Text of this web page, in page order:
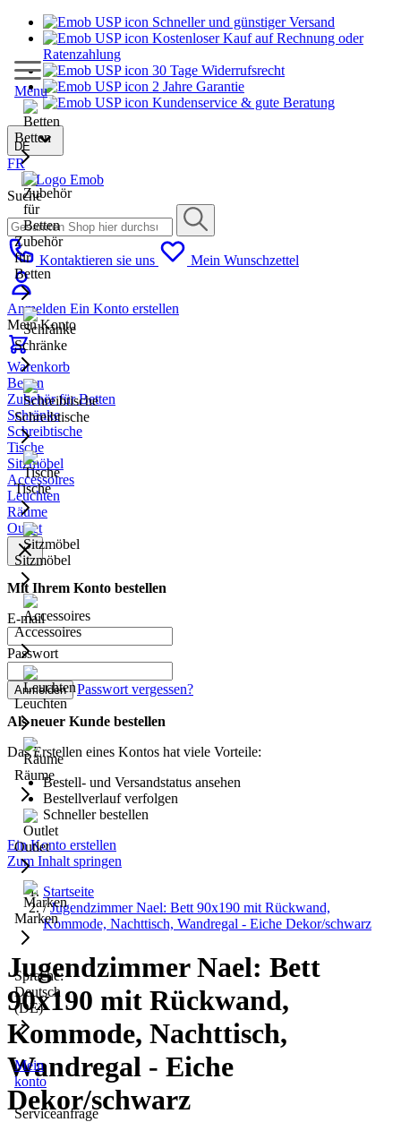
Schneller und günstiger Versand
Kostenloser Kauf auf Rechnung oder
Ratenzahlung
30 Tage Widerrufsrecht
2 Jahre Garantie
Kundenservice & gute Beratung
DE
FR
Suche
Kontaktieren sie uns Mein Wunschzettel
Anmelden Ein Konto erstellen
Mein Konto
Warenkorb
Menu
Betten
Zubehör
für
Betten
Schränke
Schreibtische
Tische
Sitzmöbel
Accessoires
Leuchten
Räume
Outlet
Marken
Sprache:
Deutsch
(DE)
Mein
konto
Serviceanfrage
Betten
Zubehör für Betten
Schränke
Schreibtische
Tische
Sitzmöbel
Accessoires
Leuchten
Räume
Outlet
Mit Ihrem Konto bestellen
E-mail
Passwort
Anmelden Passwort vergessen?
Als neuer Kunde bestellen
Das Erstellen eines Kontos hat viele Vorteile:
Bestell- und Versandstatus ansehen
Bestellverlauf verfolgen
Schneller bestellen
Ein Konto erstellen
Zum Inhalt springen
Startseite
/ Jugendzimmer Nael: Bett 90x190 mit Rückwand,
Kommode, Nachttisch, Wandregal - Eiche Dekor/schwarz
Jugendzimmer Nael: Bett
90x190 mit Rückwand,
Kommode, Nachttisch,
Wandregal - Eiche
Dekor/schwarz